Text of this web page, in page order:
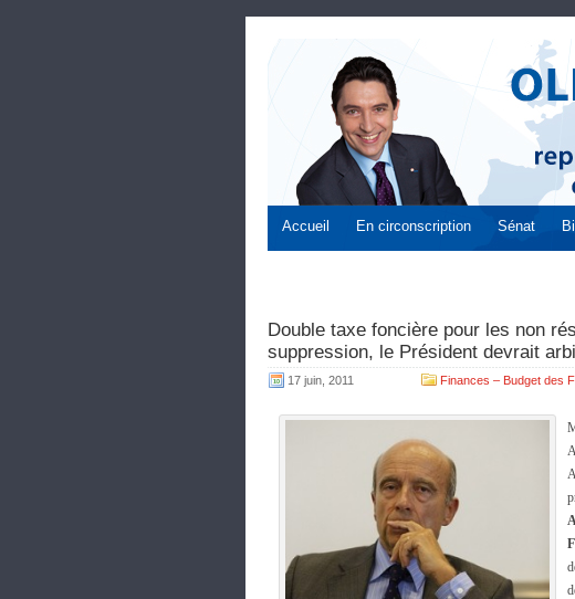
Accueil En circonscription Sénat
Double taxe foncière pour les non
suppression, le Président devrait
17 juin, 2011 Finances – Budget des